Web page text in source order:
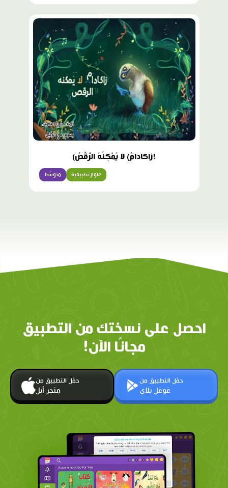
!زاكادامُ) لا يُمْكِنُهُ الرَّقْصُ)
متوسّط علوم تطبيقية
احصل على نسختك من التطبيق
مجانًا الآن!
حمّل التطبيق من
متجر أبل
حمّل التطبيق من
غوغل بلاي